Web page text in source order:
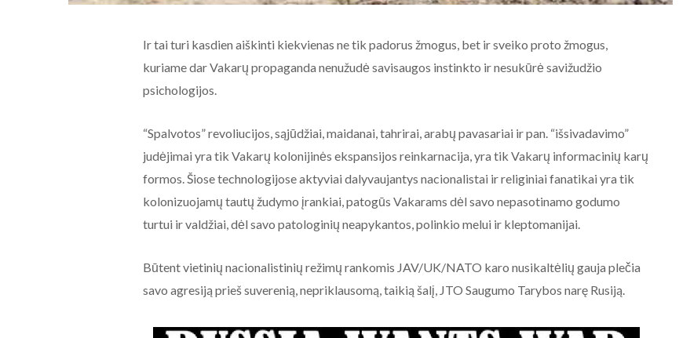
Ir tai turi kasdien aiškinti kiekvienas ne tik padorus žmogus, bet ir sveiko proto žmogus,
kuriame dar Vakarų propaganda nenužudė savisaugos instinkto ir nesukūrė savižudžio
psichologijos.
“Spalvotos” revoliucijos, sąjūdžiai, maidanai, tahrirai, arabų pavasariai ir pan. “išsivadavimo”
judėjimai yra tik Vakarų kolonijinės ekspansijos reinkarnacija, yra tik Vakarų informacinių karų
formos. Šiose technologijose aktyviai dalyvaujantys nacionalistai ir religiniai fanatikai yra tik
kolonizuojamų tautų žudymo įrankiai, patogūs Vakarams dėl savo nepasotinamo godumo
turtui ir valdžiai, dėl savo patologinių neapykantos, polinkio melui ir kleptomanijai.
Būtent vietinių nacionalistinių režimų rankomis JAV/UK/NATO karo nusikaltėlių gauja plečia
savo agresiją prieš suverenią, nepriklausomą, taikią šalį, JTO Saugumo Tarybos narę Rusiją.
NE BALTARUSIJOS
MAIDANIZAVIMUI! 2020-08-19
akcija prie Baltarusijos